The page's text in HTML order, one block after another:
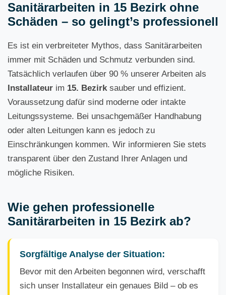
Sanitärarbeiten in 15 Bezirk ohne
Schäden – so gelingt’s professionell
Es ist ein verbreiteter Mythos, dass Sanitärarbeiten
immer mit Schäden und Schmutz verbunden sind.
Tatsächlich verlaufen über 90 % unserer Arbeiten als
Installateur im 15. Bezirksauber und effizient.
Voraussetzung dafür sind moderne oder intakte
Leitungssysteme. Bei unsachgemäßer Handhabung
oder alten Leitungen kann es jedoch zu
Einschränkungen kommen. Wir informieren Sie stets
transparent über den Zustand Ihrer Anlagen und
mögliche Risiken.
Wie gehen professionelle
Sanitärarbeiten in 15 Bezirk ab?
Sorgfältige Analyse der Situation:
Bevor mit den Arbeiten begonnen wird, verschafft
sich unser Installateur ein genaues Bild – ob es